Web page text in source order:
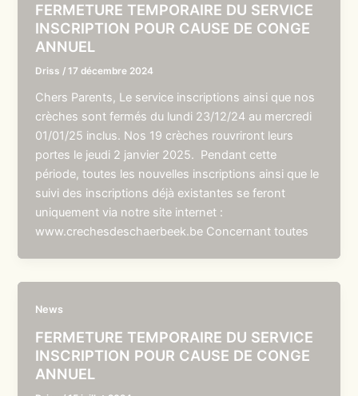
FERMETURE TEMPORAIRE DU SERVICE
INSCRIPTION POUR CAUSE DE CONGE
ANNUEL
Driss /17 décembre 2024
Chers Parents, Le service inscriptions ainsi que nos
crèches sont fermés du lundi 23/12/24 au mercredi
01/01/25 inclus. Nos 19 crèches rouvriront leurs
portes le jeudi 2 janvier 2025. Pendant cette
période, toutes les nouvelles inscriptions ainsi que le
suivi des inscriptions déjà existantes se feront
uniquement via notre site internet :
www.crechesdeschaerbeek.be Concernant toutes
News
FERMETURE TEMPORAIRE DU SERVICE
INSCRIPTION POUR CAUSE DE CONGE
ANNUEL